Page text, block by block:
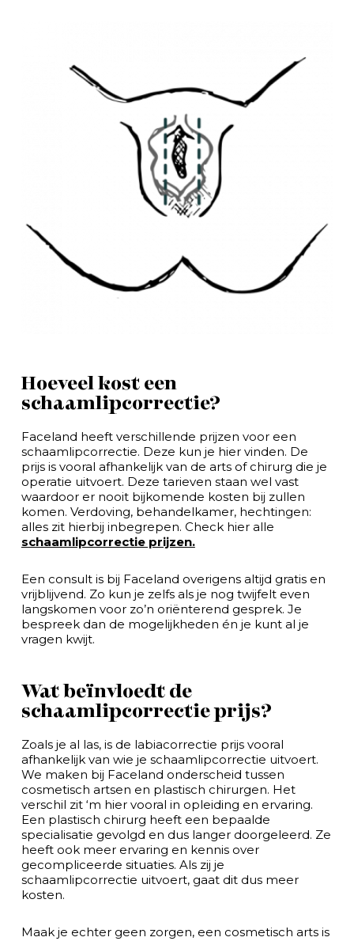
Hoeveel kost een
schaamlipcorrectie?
Faceland heeft verschillende prijzen voor een
schaamlipcorrectie. Deze kun je hier vinden. De
prijs is vooral afhankelijk van de arts of chirurg die je
operatie uitvoert. Deze tarieven staan wel vast
waardoor er nooit bijkomende kosten bij zullen
komen. Verdoving, behandelkamer, hechtingen:
alles zit hierbij inbegrepen. Check hier alle
schaamlipcorrectie prijzen.
Een consult is bij Faceland overigens altijd gratis en
vrijblijvend. Zo kun je zelfs als je nog twijfelt even
langskomen voor zo’n oriënterend gesprek. Je
bespreek dan de mogelijkheden én je kunt al je
vragen kwijt.
Wat beïnvloedt de
schaamlipcorrectie prijs?
Zoals je al las, is de labiacorrectie prijs vooral
afhankelijk van wie je schaamlipcorrectie uitvoert.
We maken bij Faceland onderscheid tussen
cosmetisch artsen en plastisch chirurgen. Het
verschil zit ‘m hier vooral in opleiding en ervaring.
Een plastisch chirurg heeft een bepaalde
specialisatie gevolgd en dus langer doorgeleerd. Ze
heeft ook meer ervaring en kennis over
gecompliceerde situaties. Als zij je
schaamlipcorrectie uitvoert, gaat dit dus meer
kosten.
Maak je echter geen zorgen, een cosmetisch arts is